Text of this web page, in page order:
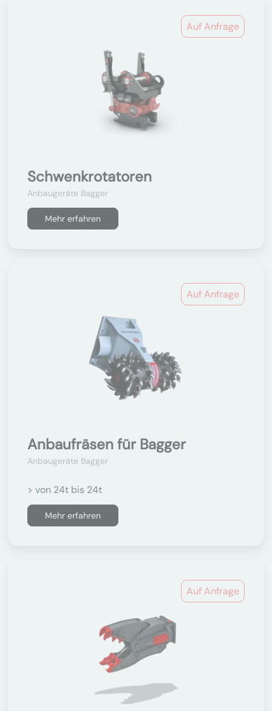
Auf Anfrage
Schwenkrotatoren
Anbaugeräte Bagger
Mehr erfahren
Auf Anfrage
Anbaufräsen für Bagger
Anbaugeräte Bagger
> von 24t bis 24t
Mehr erfahren
Auf Anfrage